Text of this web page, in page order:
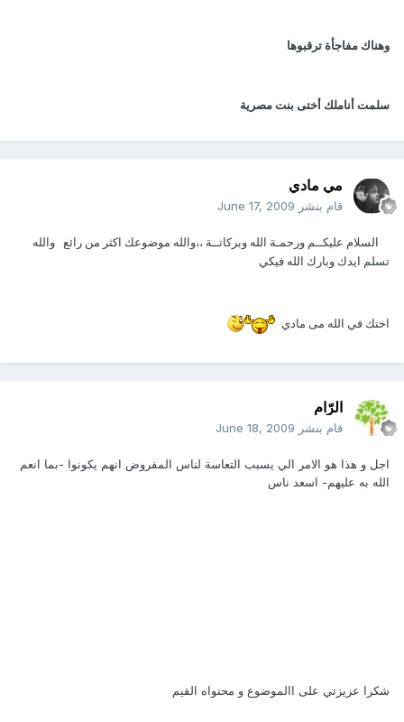
وهناك مفاجأة ترقبوها
سلمت أناملك أختى بنت مصرية
مي مادي
قام بنشر June 17, 2009
السلام عليكــم ورحمـة الله وبركاتــة ،،والله موضوعك اكثر من رائع والله
تسلم ايدك وبارك الله فيكي
اختك في الله مى مادي
الرّام
قام بنشر June 18, 2009
اجل و هذا هو الامر الي يسبب التعاسة لناس المفروض انهم يكونوا -بما انعم
الله به عليهم- اسعد ناس
شكرا عزيزتي على االموضوع و محتواه القيم